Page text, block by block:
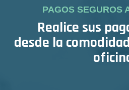
PAGOS SEGUROS
Realice sus
desde la